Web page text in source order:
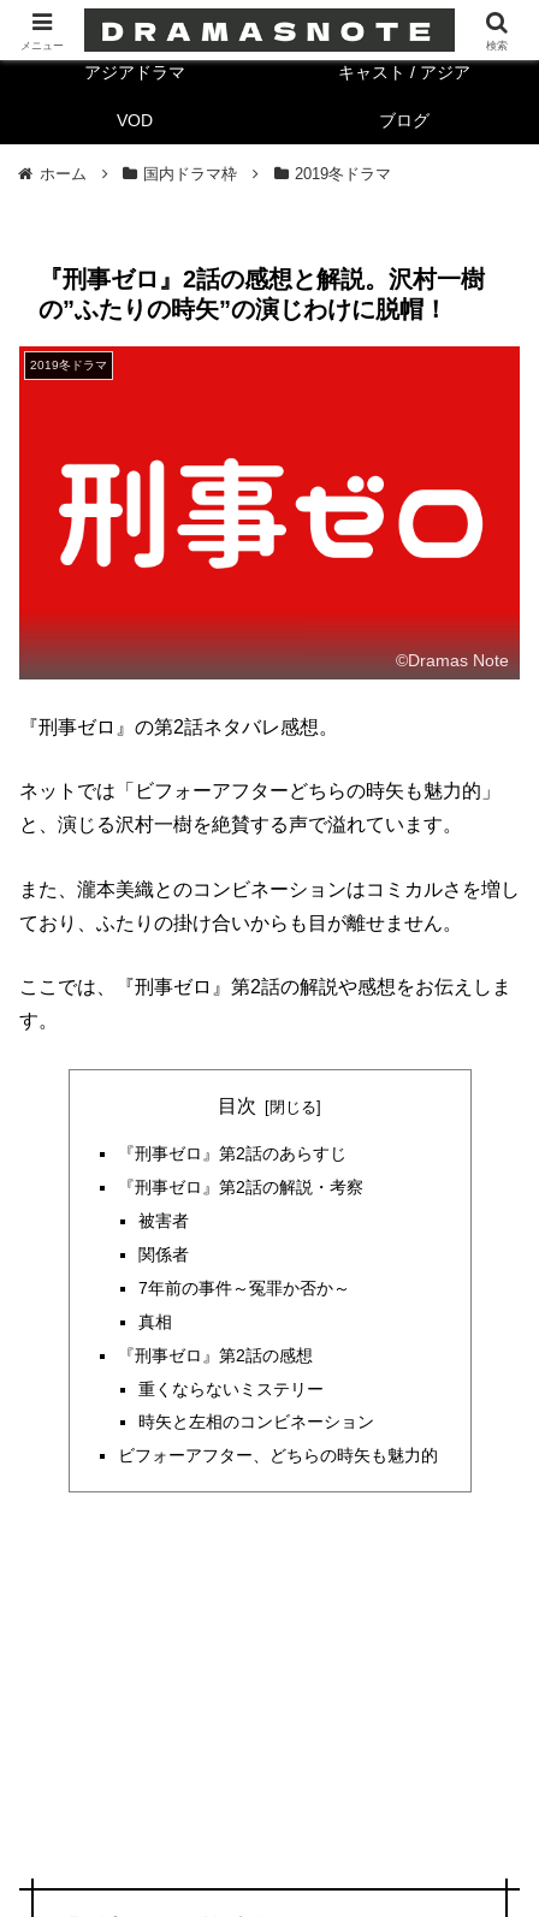
海外ドラマ キャスト/海外
アジアドラマ キャスト / アジア
VOD ブログ
ホーム 国内ドラマ枠 2019冬ドラマ
『刑事ゼロ』2話の感想と解説。沢村一樹
の”ふたりの時矢”の演じわけに脱帽！
2019冬ドラマ
©Dramas Note
『刑事ゼロ』の第2話ネタバレ感想。
ネットでは「ビフォーアフターどちらの時矢も魅力的」
と、演じる沢村一樹を絶賛する声で溢れています。
また、瀧本美織とのコンビネーションはコミカルさを増し
ており、ふたりの掛け合いからも目が離せません。
ここでは、『刑事ゼロ』第2話の解説や感想をお伝えしま
す。
目次
『刑事ゼロ』第2話のあらすじ
『刑事ゼロ』第2話の解説・考察
被害者
関係者
7年前の事件～冤罪か否か～
真相
『刑事ゼロ』第2話の感想
重くならないミステリー
時矢と左相のコンビネーション
ビフォーアフター、どちらの時矢も魅力的
メニュー 検索